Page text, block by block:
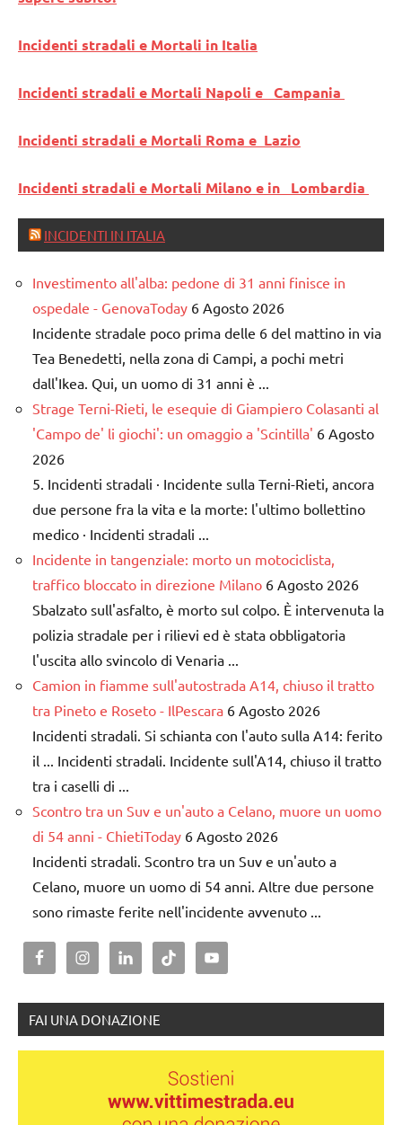
Incidenti stradali e Mortali in Italia
Incidenti stradali e Mortali Napoli e Campania
Incidenti stradali e Mortali Roma e Lazio
Incidenti stradali e Mortali Milano e in Lombardia
INCIDENTI IN ITALIA
Investimento all'alba: pedone di 31 anni finisce in
ospedale - GenovaToday 6 Agosto 2026
Incidente stradale poco prima delle 6 del mattino in via
Tea Benedetti, nella zona di Campi, a pochi metri
dall'Ikea. Qui, un uomo di 31 anni è ...
Strage Terni-Rieti, le esequie di Giampiero Colasanti al
'Campo de' li giochi': un omaggio a 'Scintilla' 6 Agosto
2026
5. Incidenti stradali · Incidente sulla Terni-Rieti, ancora
due persone fra la vita e la morte: l'ultimo bollettino
medico · Incidenti stradali ...
Incidente in tangenziale: morto un motociclista,
traffico bloccato in direzione Milano 6 Agosto 2026
Sbalzato sull'asfalto, è morto sul colpo. È intervenuta la
polizia stradale per i rilievi ed è stata obbligatoria
l'uscita allo svincolo di Venaria ...
Camion in fiamme sull'autostrada A14, chiuso il tratto
tra Pineto e Roseto - IlPescara 6 Agosto 2026
Incidenti stradali. Si schianta con l'auto sulla A14: ferito
il ... Incidenti stradali. Incidente sull'A14, chiuso il tratto
tra i caselli di ...
Scontro tra un Suv e un'auto a Celano, muore un uomo
di 54 anni - ChietiToday 6 Agosto 2026
Incidenti stradali. Scontro tra un Suv e un'auto a
Celano, muore un uomo di 54 anni. Altre due persone
sono rimaste ferite nell'incidente avvenuto ...
FAI UNA DONAZIONE